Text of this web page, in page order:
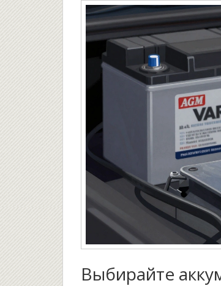
Выбирайте